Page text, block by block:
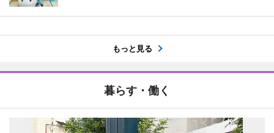
もっと見る
暮らす・働く